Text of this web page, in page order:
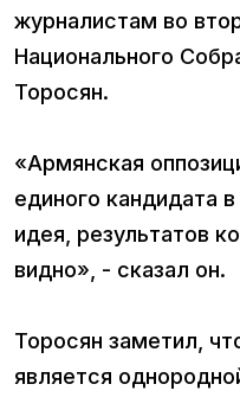
журналистам во
Национального
Торосян.
«Армянская
единого кандидата
идея, результатов
видно», - сказал он.
Торосян заметил,
является